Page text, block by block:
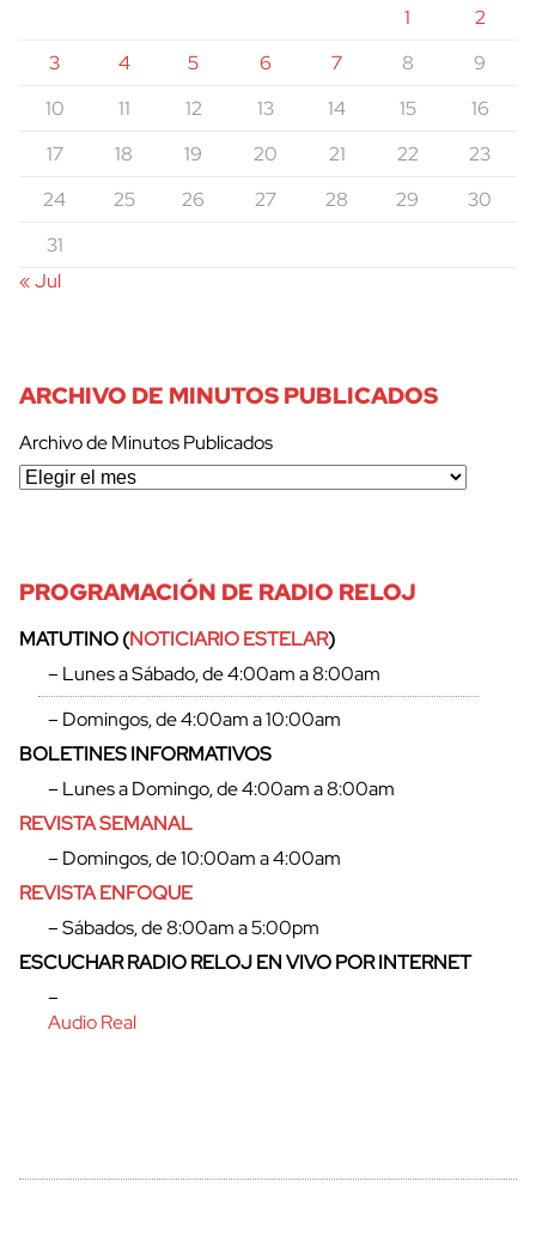
1
2
3
4 5 6 7 8
9
10
11 12 13 14 15
16
17
18 19 20 21 22
23
24
25 26 27 28 29
30
31
« Jul
ARCHIVO DE MINUTOS PUBLICADOS
Archivo de Minutos Publicados
PROGRAMACIÓN DE RADIO RELOJ
MATUTINO (NOTICIARIO ESTELAR)
– Lunes a Sábado, de 4:00am a 8:00am
– Domingos, de 4:00am a 10:00am
BOLETINES INFORMATIVOS
– Lunes a Domingo, de 4:00am a 8:00am
REVISTA SEMANAL
– Domingos, de 10:00am a 4:00am
REVISTA ENFOQUE
– Sábados, de 8:00am a 5:00pm
ESCUCHAR RADIO RELOJ EN VIVO POR INTERNET
–
Audio Real